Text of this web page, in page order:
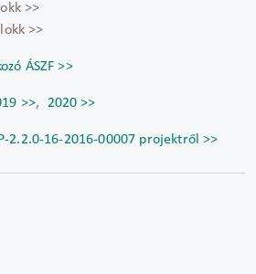
>>
>>
ÁSZF >>
>>, 2020 >>
2.2.0-16-2016-00007 projektről >>